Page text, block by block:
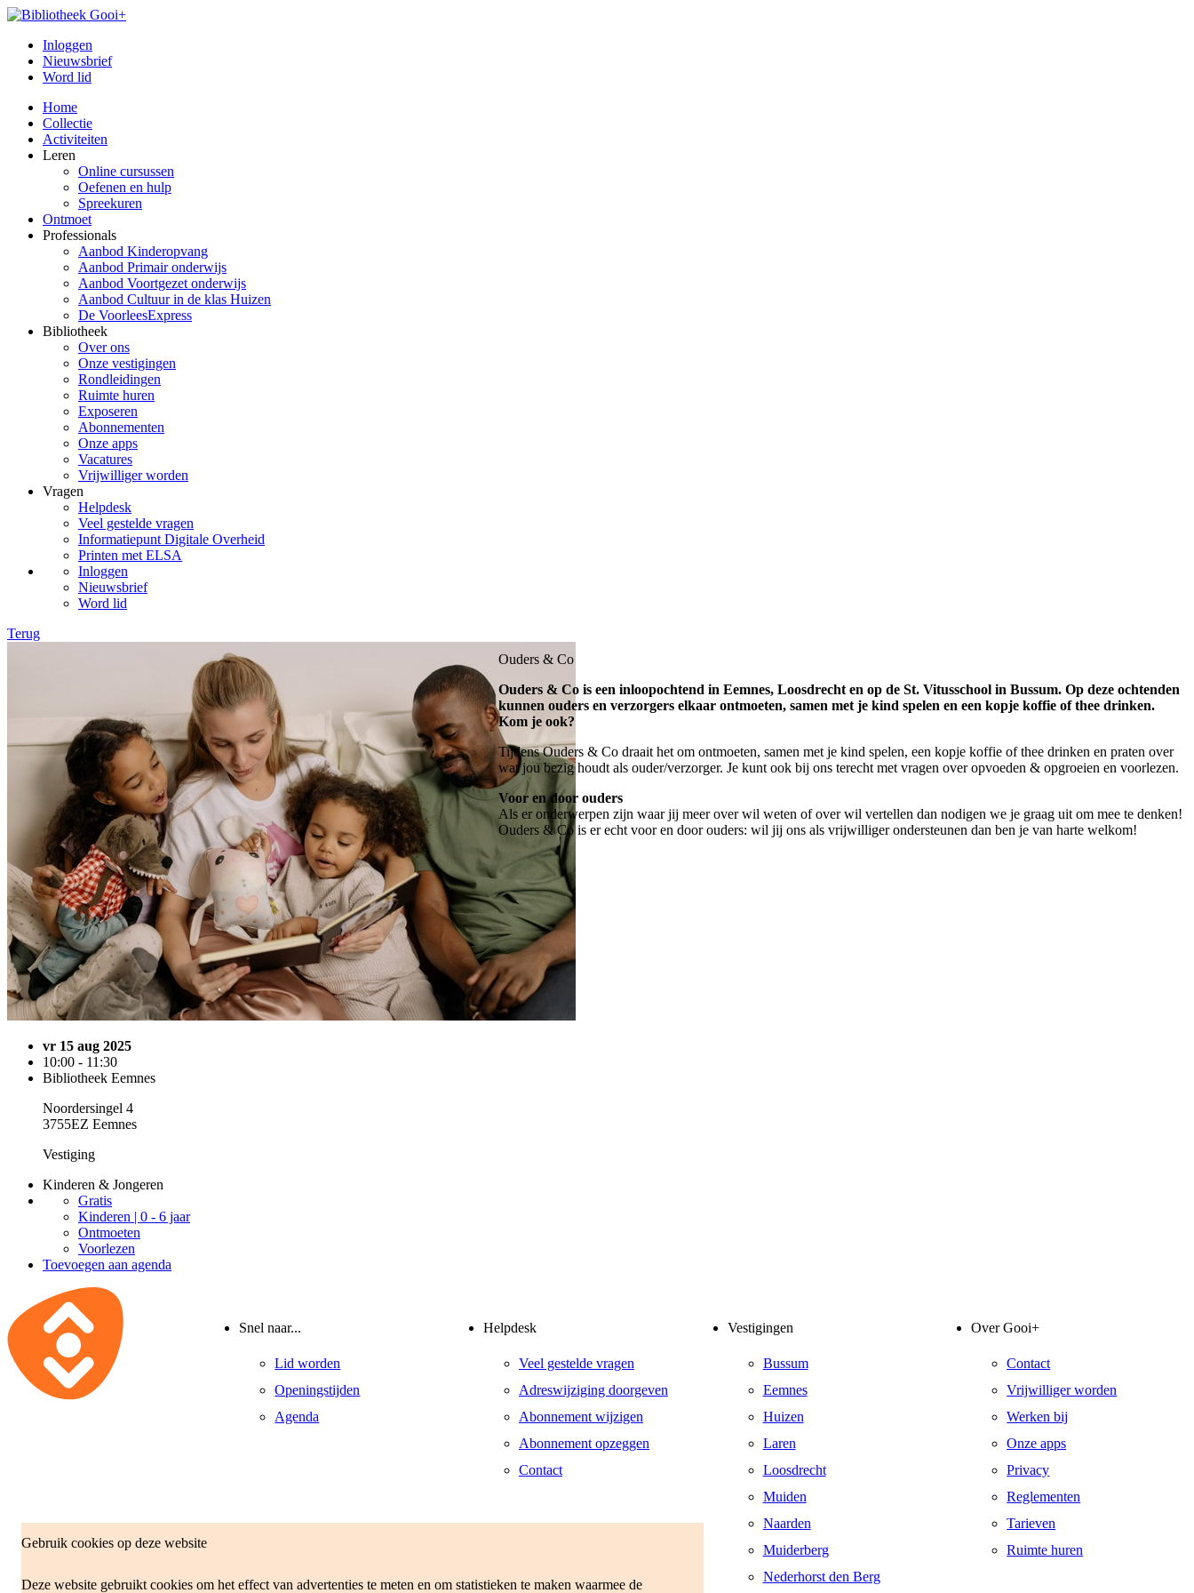
Gebruik cookies op deze website
Deze website gebruikt cookies om het effect van advertenties te meten en om statistieken te maken waarmee de
Inloggen
Nieuwsbrief
Word lid
Home
Collectie
Activiteiten
Leren
Online cursussen
Oefenen en hulp
Spreekuren
Ontmoet
Professionals
Aanbod Kinderopvang
Aanbod Primair onderwijs
Aanbod Voortgezet onderwijs
Aanbod Cultuur in de klas Huizen
De VoorleesExpress
Bibliotheek
Over ons
Onze vestigingen
Rondleidingen
Ruimte huren
Exposeren
Abonnementen
Onze apps
Vacatures
Vrijwilliger worden
Vragen
Helpdesk
Veel gestelde vragen
Informatiepunt Digitale Overheid
Printen met ELSA
Inloggen
Nieuwsbrief
Word lid
Terug
vr 15 aug 2025
10:00 - 11:30
Bibliotheek Eemnes
Noordersingel 4
3755EZ Eemnes
Vestiging
Kinderen & Jongeren
Gratis
Kinderen | 0 - 6 jaar
Ontmoeten
Voorlezen
Toevoegen aan agenda
Ouders & Co
Ouders & Co is een inloopochtend in Eemnes, Loosdrecht en op de St. Vitusschool in Bussum. Op deze ochtenden
kunnen ouders en verzorgers elkaar ontmoeten, samen met je kind spelen en een kopje koffie of thee drinken.
Kom je ook?
Tijdens Ouders & Co draait het om ontmoeten, samen met je kind spelen, een kopje koffie of thee drinken en praten over
wat jou bezig houdt als ouder/verzorger. Je kunt ook bij ons terecht met vragen over opvoeden & opgroeien en voorlezen.
Voor en door ouders
Als er onderwerpen zijn waar jij meer over wil weten of over wil vertellen dan nodigen we je graag uit om mee te denken!
Ouders & Co is er echt voor en door ouders: wil jij ons als vrijwilliger ondersteunen dan ben je van harte welkom!
Snel naar...
Lid worden
Openingstijden
Agenda
Helpdesk
Veel gestelde vragen
Adreswijziging doorgeven
Abonnement wijzigen
Abonnement opzeggen
Contact
Vestigingen
Bussum
Eemnes
Huizen
Laren
Loosdrecht
Muiden
Naarden
Muiderberg
Nederhorst den Berg
Over Gooi+
Contact
Vrijwilliger worden
Werken bij
Onze apps
Privacy
Reglementen
Tarieven
Ruimte huren